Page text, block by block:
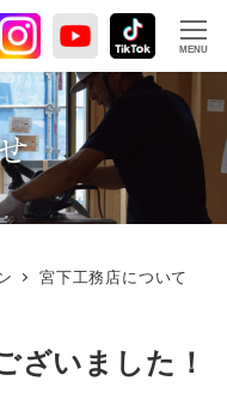
MENU
宮下工務店について
ざいました！